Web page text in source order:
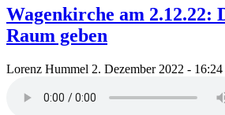
Wagenkirche am 2.12.22:
Raum geben
Lorenz Hummel 2. Dezember 2022 - 16:24